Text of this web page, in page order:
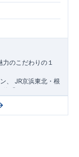
のこだわりの１
、
JR京浜東北・根
停「
久保支所
能評価とは​​【設
が定めた
12分、
徒歩20分圏内！​ ◆